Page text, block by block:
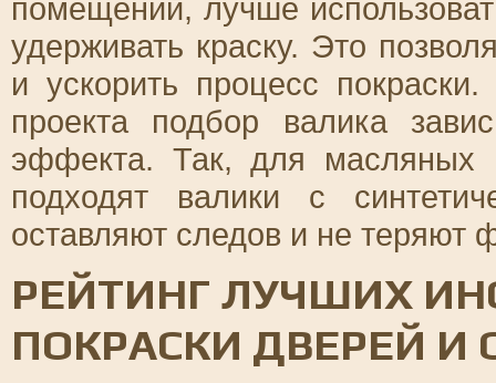
помещений, лучше
удерживать краску. Это
и ускорить процесс
проекта подбор валика
эффекта. Так, для масляных
подходят валики с
оставляют следов и не теряют
РЕЙТИНГ ЛУЧШИХ
ПОКРАСКИ ДВЕРЕЙ И